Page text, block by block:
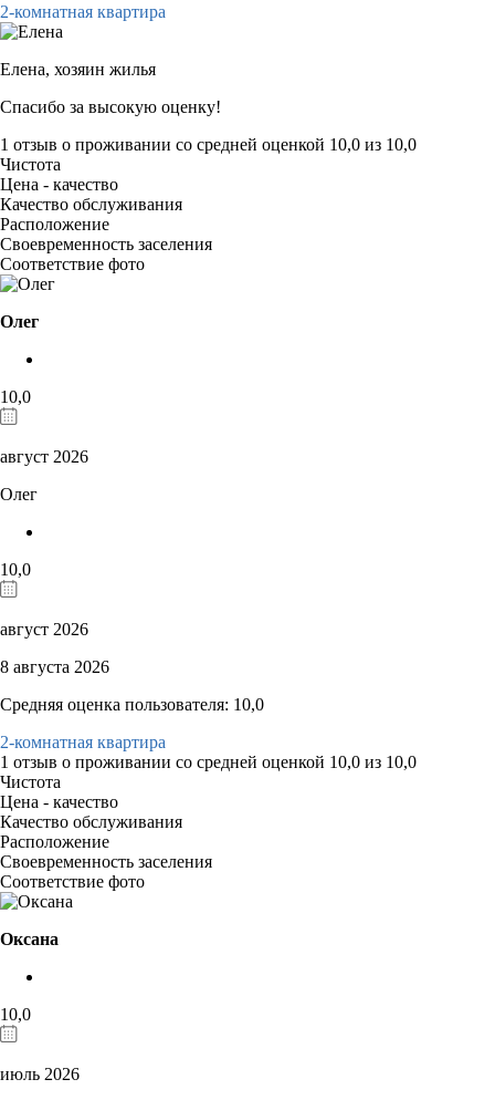
2-комнатная квартира
Елена, хозяин жилья
Спасибо за высокую оценку!
1 отзыв о проживании со средней оценкой 10,0 из 10,0
Чистота
Цена - качество
Качество обслуживания
Расположение
Своевременность заселения
Соответствие фото
Олег
10,0
август 2026
Олег
10,0
август 2026
8 августа 2026
Средняя оценка пользователя: 10,0
2-комнатная квартира
1 отзыв о проживании со средней оценкой 10,0 из 10,0
Чистота
Цена - качество
Качество обслуживания
Расположение
Своевременность заселения
Соответствие фото
Оксана
10,0
июль 2026